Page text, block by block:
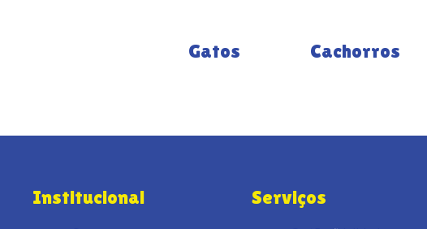
Gatos Cachorros
Institucional Serviços